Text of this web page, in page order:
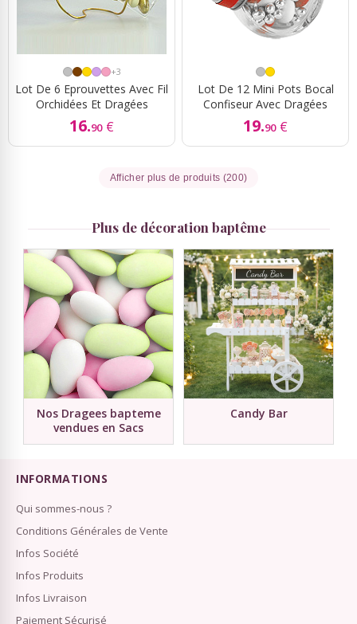
+3
Lot De 6 Eprouvettes Avec Fil
Orchidées Et Dragées
16.90 €
Lot De 12 Mini Pots Bocal
Confiseur Avec Dragées
19.90 €
Afficher plus de produits (200)
Plus de décoration baptême
Nos Dragees bapteme
vendues en Sacs
Candy Bar
INFORMATIONS
Qui sommes-nous ?
Conditions Générales de Vente
Infos Société
Infos Produits
Infos Livraison
Paiement Sécurisé